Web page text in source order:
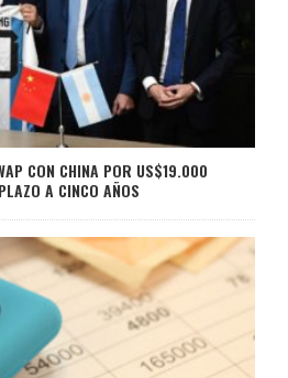
CON CHINA POR US$19.000
A CINCO AÑOS